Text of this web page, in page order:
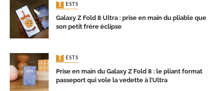
TESTS
Galaxy Z Fold 8 Ultra : prise en main du pliable que
son petit frère éclipse
TESTS
Prise en main du Galaxy Z Fold 8 : le pliant format
passeport qui vole la vedette à l’Ultra